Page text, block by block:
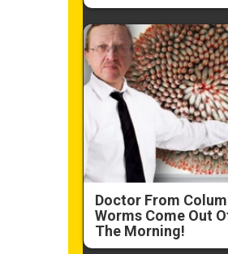
Doctor From
Worms Come Out
The Morning!